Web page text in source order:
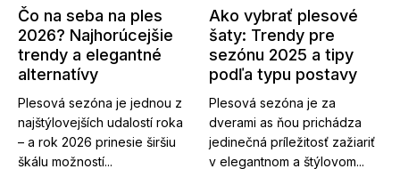
Čo na seba na ples
2026? Najhorúcejšie
trendy a elegantné
alternatívy
Plesová sezóna je jednou z
najštýlovejších udalostí roka
– a rok 2026 prinesie širšiu
škálu možností...
Ako vybrať plesové
šaty: Trendy pre
sezónu 2025 a tipy
podľa typu postavy
Plesová sezóna je za
dverami as ňou prichádza
jedinečná príležitosť zažiariť
v elegantnom a štýlovom...